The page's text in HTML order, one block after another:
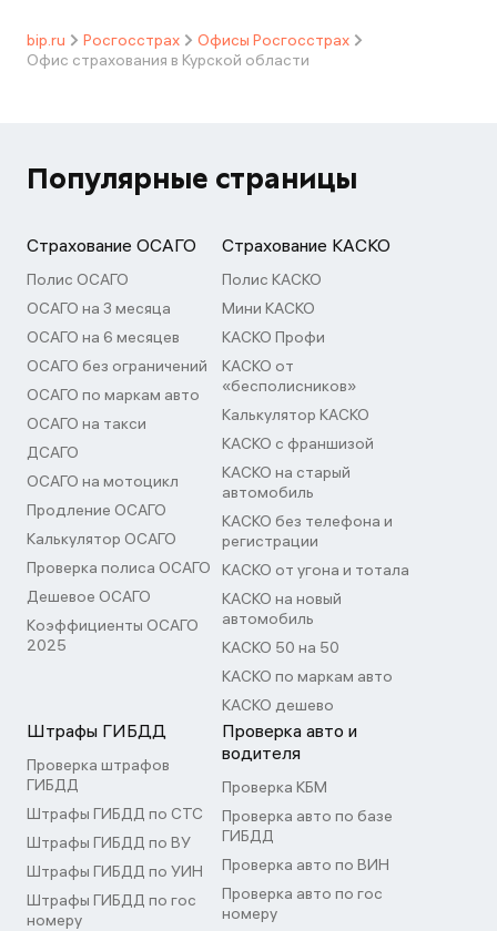
bip.ru Росгосстрах
Офисы Росгосстрах
Офис страхования в Курской области
Популярные страницы
Страхование ОСАГО
Полис ОСАГО
ОСАГО на 3 месяца
ОСАГО на 6 месяцев
ОСАГО без ограничений
ОСАГО по маркам авто
ОСАГО на такси
ДСАГО
ОСАГО на мотоцикл
Продление ОСАГО
Калькулятор ОСАГО
Проверка полиса ОСАГО
Дешевое ОСАГО
Коэффициенты ОСАГО
2025
Страхование КАСКО
Полис КАСКО
Мини КАСКО
КАСКО Профи
КАСКО от
«бесполисников»
Калькулятор КАСКО
КАСКО с франшизой
КАСКО на старый
автомобиль
КАСКО без телефона и
регистрации
КАСКО от угона и тотала
КАСКО на новый
автомобиль
КАСКО 50 на 50
КАСКО по маркам авто
КАСКО дешево
Штрафы ГИБДД
Проверка штрафов
ГИБДД
Штрафы ГИБДД по СТС
Штрафы ГИБДД по ВУ
Штрафы ГИБДД по УИН
Штрафы ГИБДД по гос
номеру
Проверка авто и
водителя
Проверка КБМ
Проверка авто по базе
ГИБДД
Проверка авто по ВИН
Проверка авто по гос
номеру